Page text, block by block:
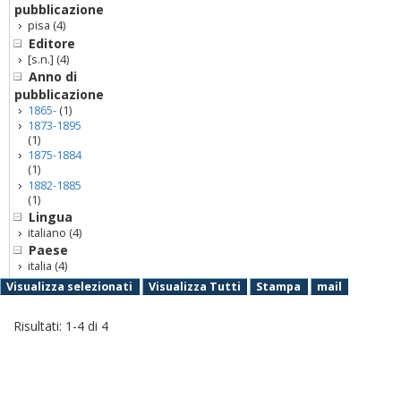
pubblicazione
pisa (4)
Editore
[s.n.] (4)
Anno di
pubblicazione
1865- (1)
1873-1895
(1)
1875-1884
(1)
1882-1885
(1)
Lingua
italiano (4)
Paese
italia (4)
Visualizza selezionati
Visualizza Tutti Stampa mail
Risultati: 1 -4 di 4